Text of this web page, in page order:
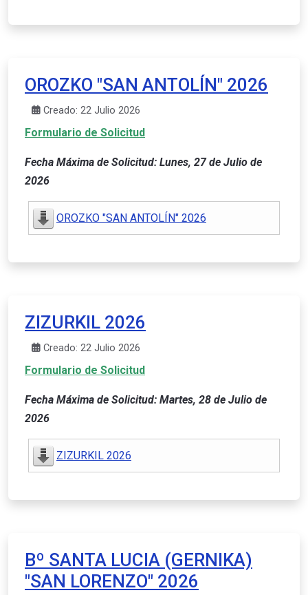
OROZKO "SAN ANTOLÍN" 2026
Creado: 22 Julio 2026
Formulario de Solicitud
Fecha Máxima de Solicitud: Lunes, 27 de Julio de
2026
OROZKO "SAN ANTOLÍN" 2026
ZIZURKIL 2026
Creado: 22 Julio 2026
Formulario de Solicitud
Fecha Máxima de Solicitud: Martes, 28 de Julio de
2026
ZIZURKIL 2026
Bº SANTA LUCIA (GERNIKA)
"SAN LORENZO" 2026